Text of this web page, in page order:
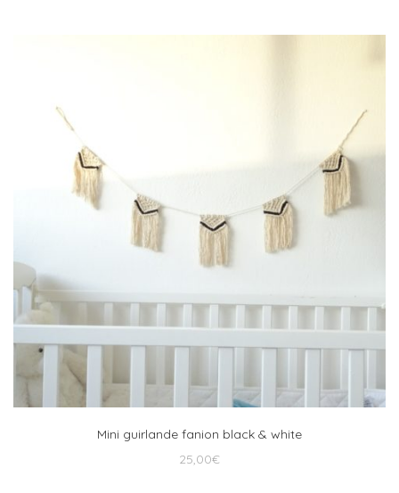
Mini guirlande fanion black & white
25,00€